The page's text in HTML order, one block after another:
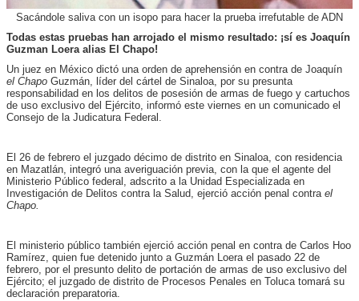
Sacándole saliva con un isopo para hacer la prueba irrefutable de ADN
Todas estas pruebas han arrojado el mismo resultado: ¡sí es Joaquín
Guzman Loera alias El Chapo!
Un juez en México dictó una orden de aprehensión en contra de Joaquín
el Chapo Guzmán, líder del cártel de Sinaloa, por su presunta
responsabilidad en los delitos de posesión de armas de fuego y cartuchos
de uso exclusivo del Ejército, informó este viernes en un comunicado el
Consejo de la Judicatura Federal.
El 26 de febrero el juzgado décimo de distrito en Sinaloa, con residencia
en Mazatlán, integró una averiguación previa, con la que el agente del
Ministerio Público federal, adscrito a la Unidad Especializada en
Investigación de Delitos contra la Salud, ejerció acción penal contra el
Chapo.
El ministerio público también ejerció acción penal en contra de Carlos Hoo
Ramírez, quien fue detenido junto a Guzmán Loera el pasado 22 de
febrero, por el presunto delito de portación de armas de uso exclusivo del
Ejército; el juzgado de distrito de Procesos Penales en Toluca tomará su
declaración preparatoria.